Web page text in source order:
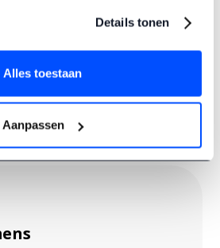
Details tonen
Alles toestaan
Aanpassen
die je voor het examen moet